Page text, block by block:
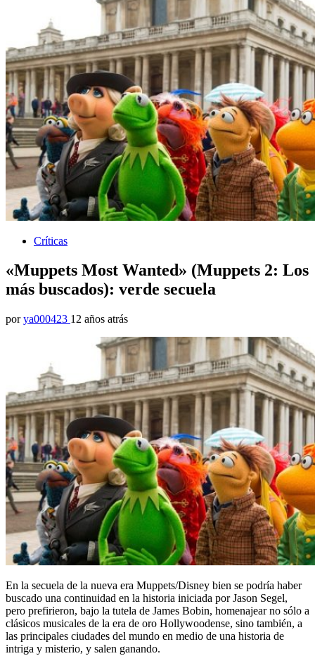
Críticas
«Muppets Most Wanted» (Muppets 2: Los
más buscados): verde secuela
por ya000423 12 años atrás
En la secuela de la nueva era Muppets/Disney bien se podría haber
buscado una continuidad en la historia iniciada por Jason Segel,
pero prefirieron, bajo la tutela de James Bobin, homenajear no sólo a
clásicos musicales de la era de oro Hollywoodense, sino también, a
las principales ciudades del mundo en medio de una historia de
intriga y misterio, y salen ganando.